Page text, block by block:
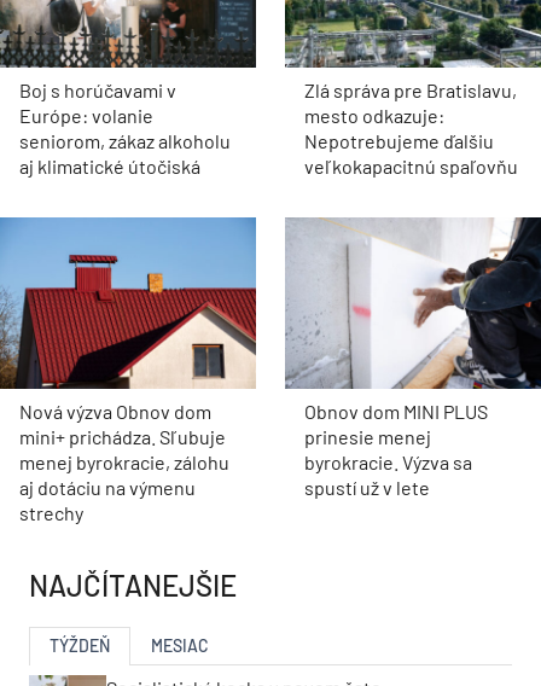
Boj s horúčavami v
Európe: volanie
seniorom, zákaz alkoholu
aj klimatické útočiská
Zlá správa pre Bratislavu,
mesto odkazuje:
Nepotrebujeme ďalšiu
veľkokapacitnú spaľovňu
Nová výzva Obnov dom
mini+ prichádza. Sľubuje
menej byrokracie, zálohu
aj dotáciu na výmenu
strechy
Obnov dom MINI PLUS
prinesie menej
byrokracie. Výzva sa
spustí už v lete
NAJČÍTANEJŠIE
TÝŽDEŇ MESIAC